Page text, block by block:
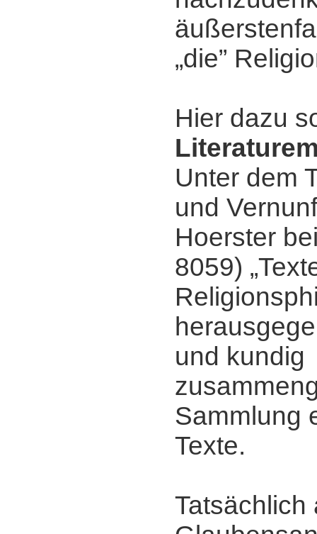
„die”
Hier dazu
Unter dem
und
Hoerster
8059)
und kundig
Sammlung
Texte.
Tatsächlich